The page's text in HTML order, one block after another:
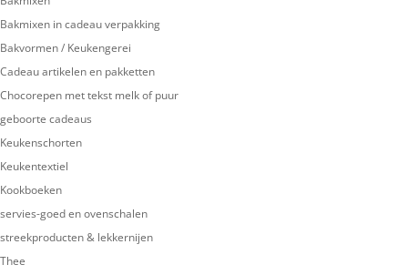
Bakmixen in cadeau verpakking
Bakvormen / Keukengerei
Cadeau artikelen en pakketten
Chocorepen met tekst melk of puur
geboorte cadeaus
Keukenschorten
Keukentextiel
Kookboeken
servies-goed en ovenschalen
streekproducten & lekkernijen
Thee